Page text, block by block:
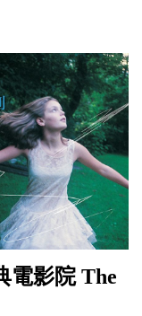
電影院 The